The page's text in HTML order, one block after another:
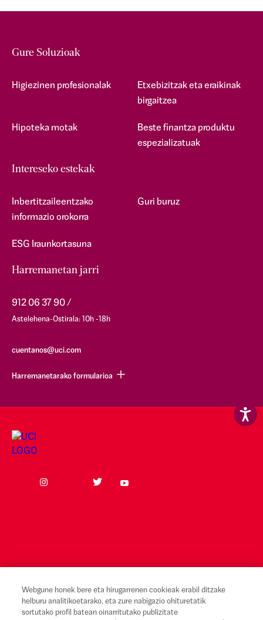
Gure Soluzioak
Higiezinen profesionalak
Etxebizitzak eta eraikinak
birgaitzea
Hipoteka motak
Beste finantza produktu
espezializatuak
Intereseko estekak
Inbertitzaileentzako
informazio orokorra
Guri buruz
ESG Iraunkortasuna
Harremanetan jarri
912 06 37 90
Astelehena-Ostirala: 10h -18h
cuentanos@uci.com
Harremanetarako formularioa
Lege-oharra eta erabilera-baldintzak
Webgune honek bere eta hirugarrenen cookieak erabil ditzake
helburu analitikoetarako, eta zure nabigazio ohituretatik
sortutako profil batean oinarritutako publizitate